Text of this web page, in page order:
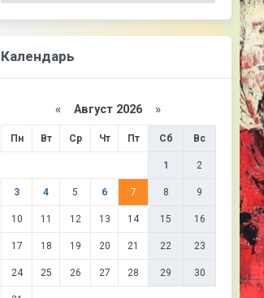
Календарь
« Август 2026 »
Пн Вт Ср Чт Пт Сб Вс
1 2
3 4 5 6 7 8 9
10 11 12 13 14 15 16
17 18 19 20 21 22 23
24 25 26 27 28 29 30